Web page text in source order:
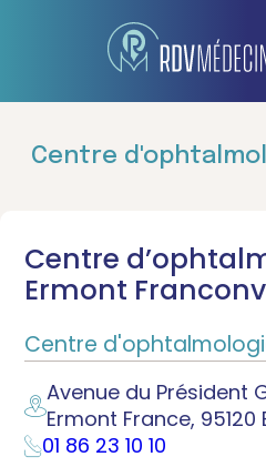
Centre
Centre
Ermont
Centre
Avenue du Président
Ermont France, 95120
01 86 23 10 10